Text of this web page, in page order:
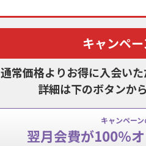
キャンペ
常価格よりお得に入会いた
詳細は下のボタンか
キャンペー
翌月会費が100％